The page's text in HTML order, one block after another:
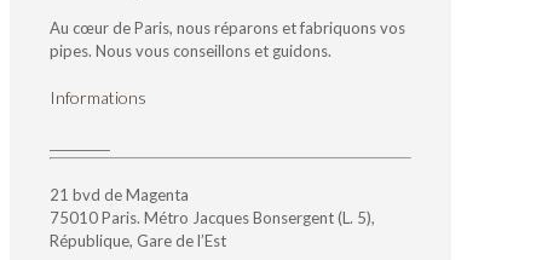
Au cœur de Paris, nous réparons et fabriquons vos
pipes. Nous vous conseillons et guidons.
Informations
21 bvd de Magenta
75010 Paris. Métro Jacques Bonsergent (L. 5),
République, Gare de l’Est